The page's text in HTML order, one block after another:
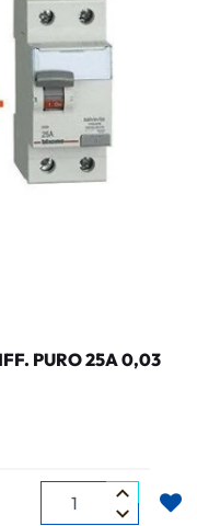
PURO 25A 0,03